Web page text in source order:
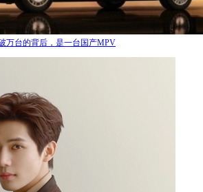
万台的背后，是一台国产MPV